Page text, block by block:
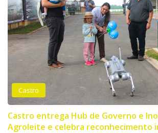
Castro
Castro entrega Hub de Governo e
Agroleite e celebra reconhecimento